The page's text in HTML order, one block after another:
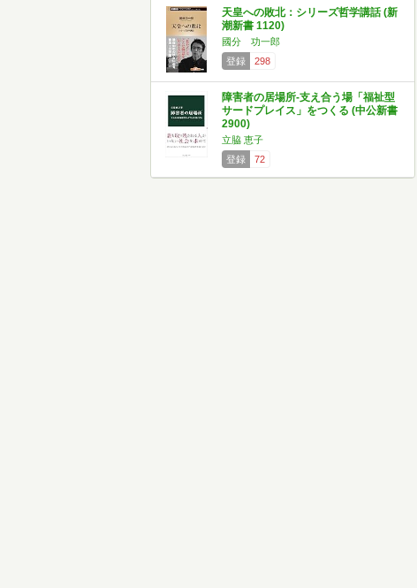
天皇への敗北：シリーズ哲学講話 (新
潮新書 1120)
國分 功一郎
登録
298
障害者の居場所-支え合う場「福祉型
サードプレイス」をつくる (中公新書
2900)
立脇 恵子
登録
72